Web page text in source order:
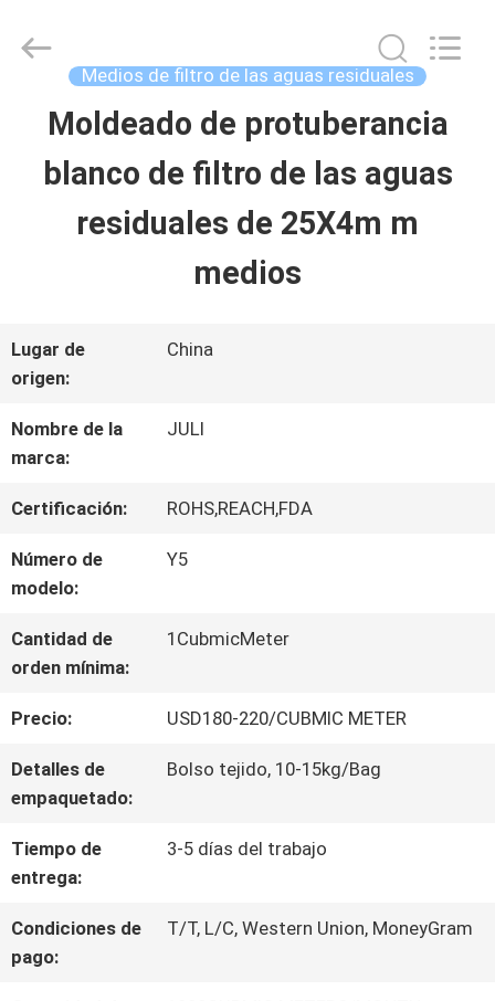
CASA
SOBRE
NOSOTROS
RECORRIDO
POR
LA
CONTROL
DE
CALIDAD
CONTACTA
CON
LuoX
Plastic
Medios de filtro de las aguas residuales
Moldeado de protuberancia
blanco de filtro de las aguas
residuales de 25X4m m
medios
Lugar de
origen:
China
Nombre de la
marca:
JULI
Certificación: ROHS,REACH,FDA
Número de
modelo:
Y5
Cantidad de
orden mínima:
1CubmicMeter
Precio: USD180-220/CUBMIC METER
Detalles de
empaquetado:
Bolso tejido, 10-15kg/Bag
Tiempo de
entrega:
3-5 días del trabajo
Condiciones de
pago:
T/T, L/C, Western Union, MoneyGram